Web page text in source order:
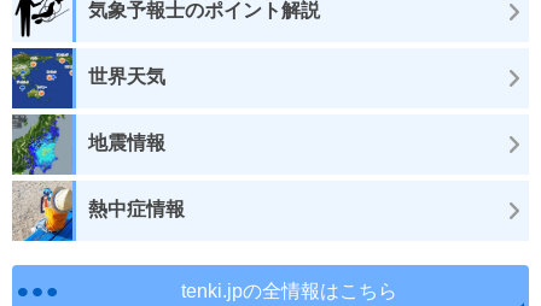
気象予報士のポイント解説
世界天気
地震情報
熱中症情報
tenki.jpの全情報はこちら